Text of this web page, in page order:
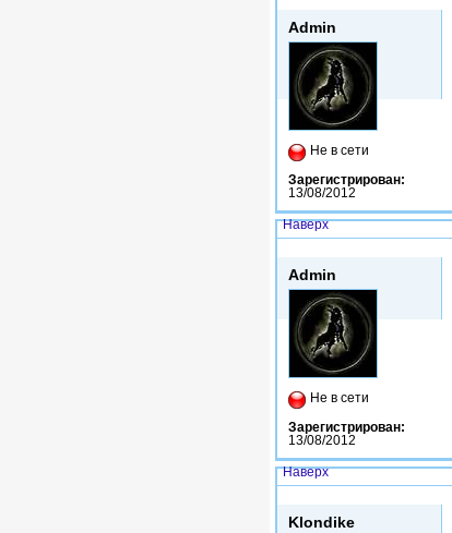
Admin
Не в сети
Зарегистрирован:
13/08/2012
Наверх
Admin
Не в сети
Зарегистрирован:
13/08/2012
Наверх
Klondike